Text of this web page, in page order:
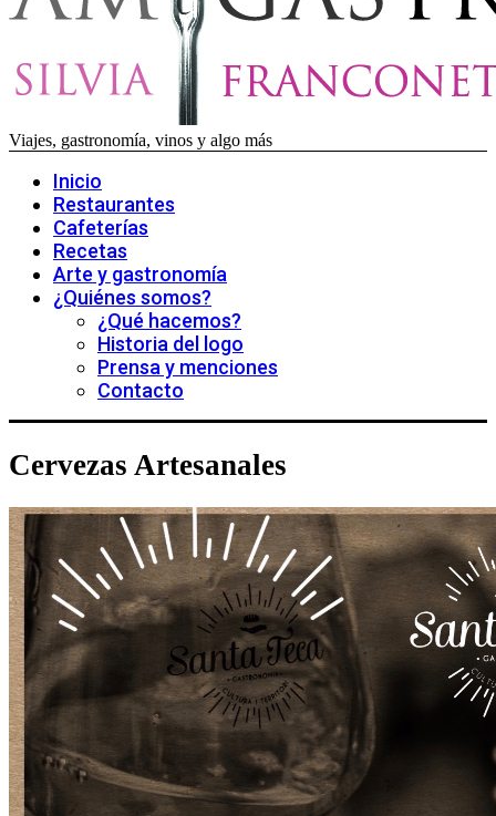
Viajes, gastronomía, vinos y algo más
Inicio
Restaurantes
Cafeterías
Recetas
Arte y gastronomía
¿Quiénes somos?
¿Qué hacemos?
Historia del logo
Prensa y menciones
Contacto
Cervezas Artesanales